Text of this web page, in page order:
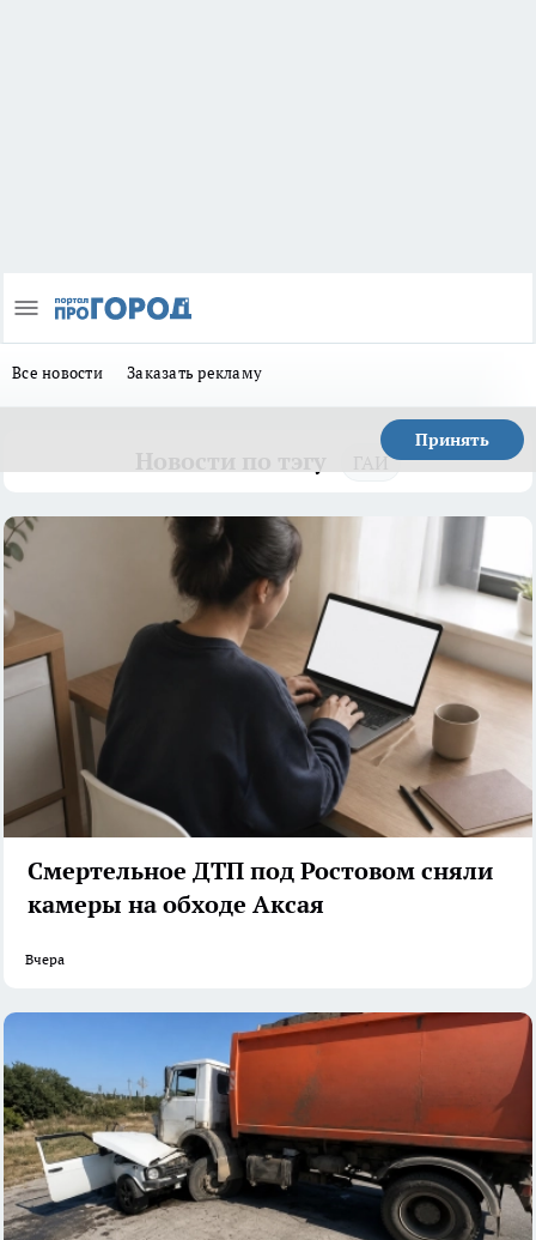
Все новости Заказать рекламу
Принять
ГАИ
Смертельное ДТП под Ростовом сняли
камеры на обходе Аксая
Вчера